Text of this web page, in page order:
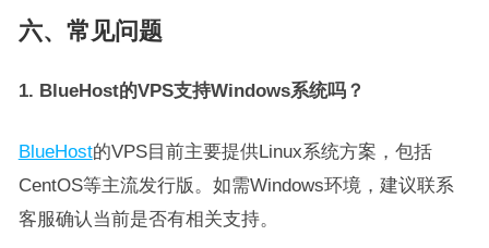
六、常见问题
1. BlueHost的VPS支持Windows系统吗？
BlueHost的VPS目前主要提供Linux系统方案，包括
CentOS等主流发行版。如需Windows环境，建议联系
客服确认当前是否有相关支持。